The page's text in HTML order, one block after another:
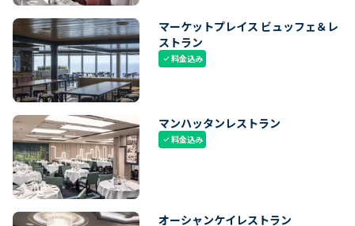
マーケットプレイス ビュッフェ＆レ
ストラン
check料金込み
マンハッタンレストラン
check料金込み
オーシャンケイレストラン